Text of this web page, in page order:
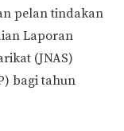
pelan tindakan
Laporan
(JNAS)
bagi tahun